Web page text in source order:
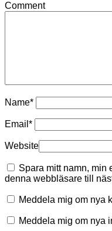
Comment
Name*
Email *
Website
Spara mitt namn, min
denna webbläsare till
Meddela mig om nya
Meddela mig om nya